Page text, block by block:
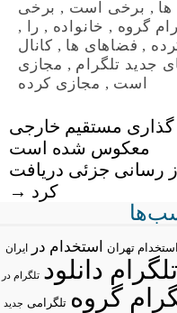
, برخی است, برخی
گروه, خانواده, را
, فضاهای ها, کانال
جدید تلگرام , مجازی
است, مجازی کرده
مستقیم خارجی
معکوس شده است
رسانی جزئی دریافت
کرد→
تهران استخدام در ایران
دانلود تلگرام در
گروه تلگرامی جدید